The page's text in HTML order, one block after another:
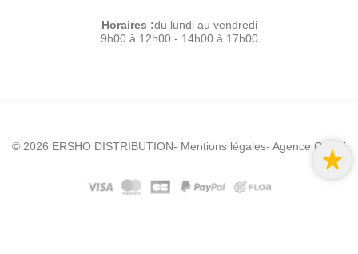
Horaires :du lundi au vendredi
9h00 à 12h00 - 14h00 à 17h00
© 2026 ERSHO DISTRIBUTION- Mentions légales- Agence Colibri